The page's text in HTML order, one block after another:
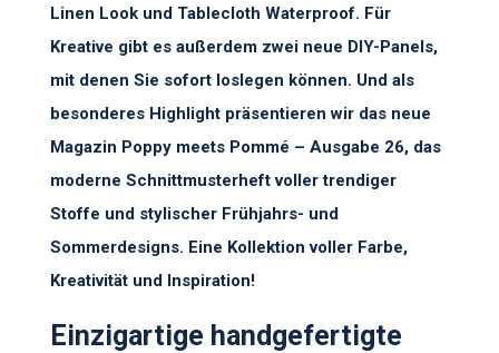
Linen Look und Tablecloth Waterproof. Für
Kreative gibt es außerdem zwei neue DIY-Panels,
mit denen Sie sofort loslegen können. Und als
besonderes Highlight präsentieren wir das neue
Magazin Poppy meets Pommé – Ausgabe 26, das
moderne Schnittmusterheft voller trendiger
Stoffe und stylischer Frühjahrs- und
Sommerdesigns. Eine Kollektion voller Farbe,
Kreativität und Inspiration!
Einzigartige handgefertigte